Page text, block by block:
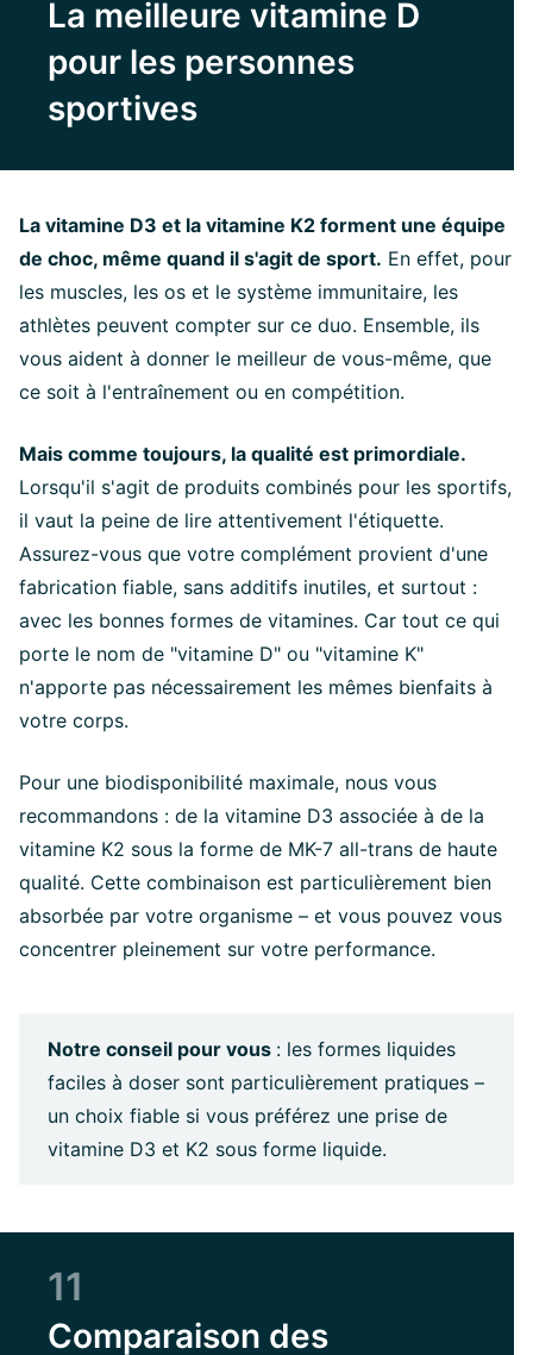
La meilleure vitamine D
pour les personnes
sportives
La vitamine D3 et la vitamine K2 forment une équipe
de choc, même quand il s'agit de sport. En effet, pour
les muscles, les os et le système immunitaire, les
athlètes peuvent compter sur ce duo. Ensemble, ils
vous aident à donner le meilleur de vous-même, que
ce soit à l'entraînement ou en compétition.
Mais comme toujours, la qualité est primordiale.
Lorsqu'il s'agit de produits combinés pour les sportifs,
il vaut la peine de lire attentivement l'étiquette.
Assurez-vous que votre complément provient d'une
fabrication fiable, sans additifs inutiles, et surtout :
avec les bonnes formes de vitamines. Car tout ce qui
porte le nom de "vitamine D" ou "vitamine K"
n'apporte pas nécessairement les mêmes bienfaits à
votre corps.
Pour une biodisponibilité maximale, nous vous
recommandons : de la vitamine D3 associée à de la
vitamine K2 sous la forme de MK-7 all-trans de haute
qualité. Cette combinaison est particulièrement bien
absorbée par votre organisme – et vous pouvez vous
concentrer pleinement sur votre performance.
Notre conseil pour vous : les formes liquides
faciles à doser sont particulièrement pratiques –
un choix fiable si vous préférez une prise de
vitamine D3 et K2 sous forme liquide.
11
Comparaison des